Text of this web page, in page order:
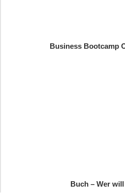
Business Bootcamp
Buch – Wer